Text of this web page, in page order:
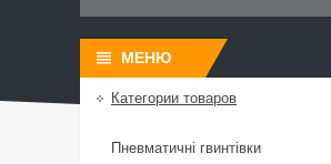
Категории товаров
Пневматичні гвинтівки